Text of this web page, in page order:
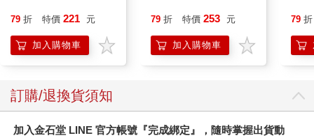
的書房或浴室。對我來說，那兩個陽光燦爛的房間無異於光之監
獄。
我失去了光明。那個時刻終於還是來了，我又跌入被絕望與痛苦
支配的深淵。在漫長的痛苦與黑暗中，我被捆住雙腳。強大的母
母親是主宰一切的神，也是惡魔。我的命運就像突然轉動的骰
子，一切都要看母親的心情，我不過是為她助興的祭品。太陽每
天照常升起，瘋狂的生活也同樣沒有盡頭。
79 折 特價 221 元
加入購物車
79 折 特價 253 元
加入購物車
79 折
訂購/退換貨須知
加入金石堂 LINE 官方帳號『完成綁定』，隨時掌握出貨動